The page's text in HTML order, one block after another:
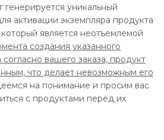
уникальный
активации экземпляра продукта
является неотъемлемой
создания указанного
вашего заказа, продукт
что делает невозможным его
на понимание и просим вас
с продуктами перед их